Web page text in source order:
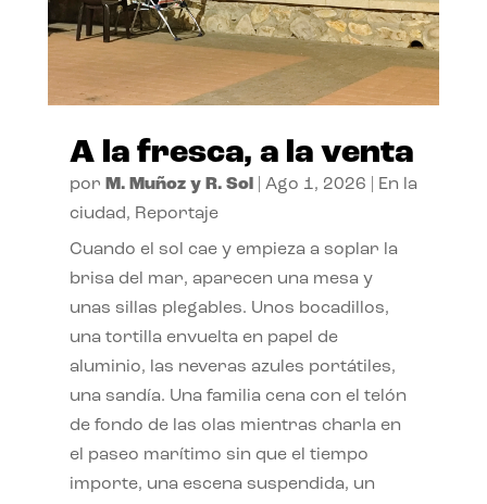
A la fresca, a la venta
por M. Muñoz y R. Sol| Ago 1, 2026
En la
ciudad, Reportaje
Cuando el sol cae y empieza a soplar la
brisa del mar, aparecen una mesa y
unas sillas plegables. Unos bocadillos,
una tortilla envuelta en papel de
aluminio, las neveras azules portátiles,
una sandía. Una familia cena con el telón
de fondo de las olas mientras charla en
el paseo marítimo sin que el tiempo
importe, una escena suspendida, un